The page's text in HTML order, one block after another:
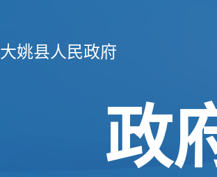
大姚县人民政府
政